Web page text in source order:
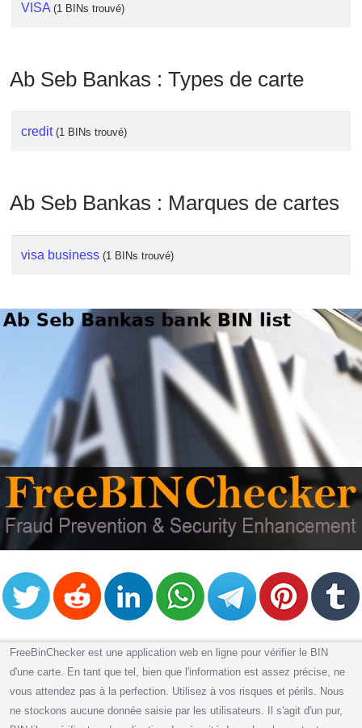
Checker
VISA (1 BINs trouvé)
Ab Seb Bankas : Types de carte
credit (1 BINs trouvé)
Ab Seb Bankas : Marques de cartes
visa business (1 BINs trouvé)
FreeBinChecker est une application web en ligne pour vérifier le BIN
d'une carte. En tant que tel, bien que l'information est assez précise, ne
vous attendez pas à la perfection. Utilisez à vos risques et périls. Nous
ne stockons aucune donnée saisie par les utilisateurs. Il s'agit d'un pur,